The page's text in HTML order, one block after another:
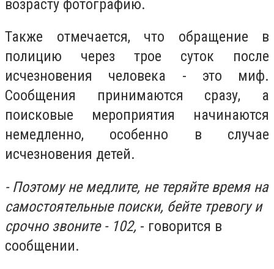
возрасту фотографию.
Также отмечается, что обращение в
полицию через трое суток после
исчезновения человека - это миф.
Сообщения принимаются сразу, а
поисковые мероприятия начинаются
немедленно, особенно в случае
исчезновения детей.
- Поэтому не медлите, не теряйте время на
самостоятельные поиски, бейте тревогу и
срочно звоните - 102, - говорится в
сообщении.